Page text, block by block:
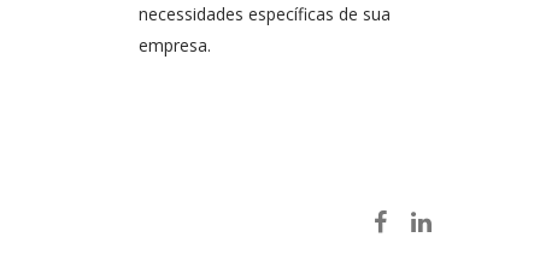
necessidades específicas de sua
empresa.